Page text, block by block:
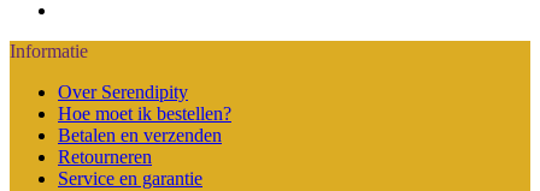
Informatie
Over Serendipity
Hoe moet ik bestellen?
Betalen en verzenden
Retourneren
Service en garantie